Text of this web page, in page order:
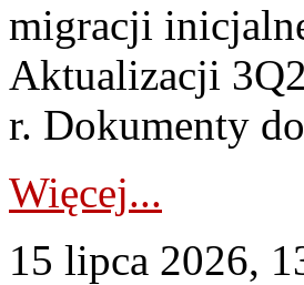
migracji
Aktualizacji
r. Dokumenty
Więcej...
15 lipca 2026,